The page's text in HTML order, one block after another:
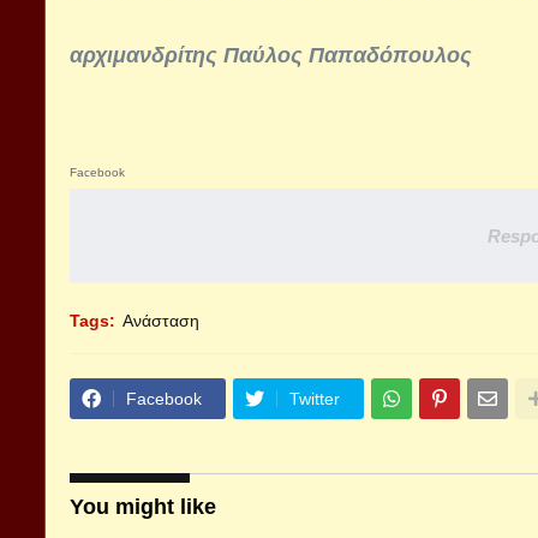
αρχιμανδρίτης Παύλος Παπαδόπουλος
Facebook
Tags: Ανάσταση
Facebook Twitter
You might like